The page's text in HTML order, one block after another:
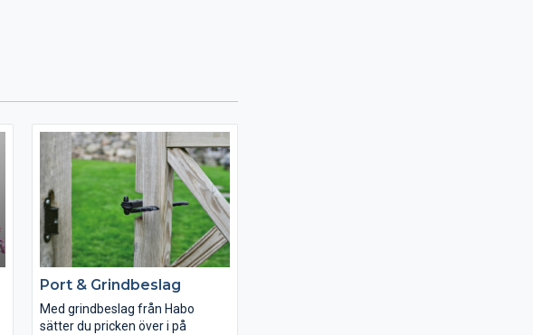
Port & Grindbeslag
Med grindbeslag från Habo
sätter du pricken över i på